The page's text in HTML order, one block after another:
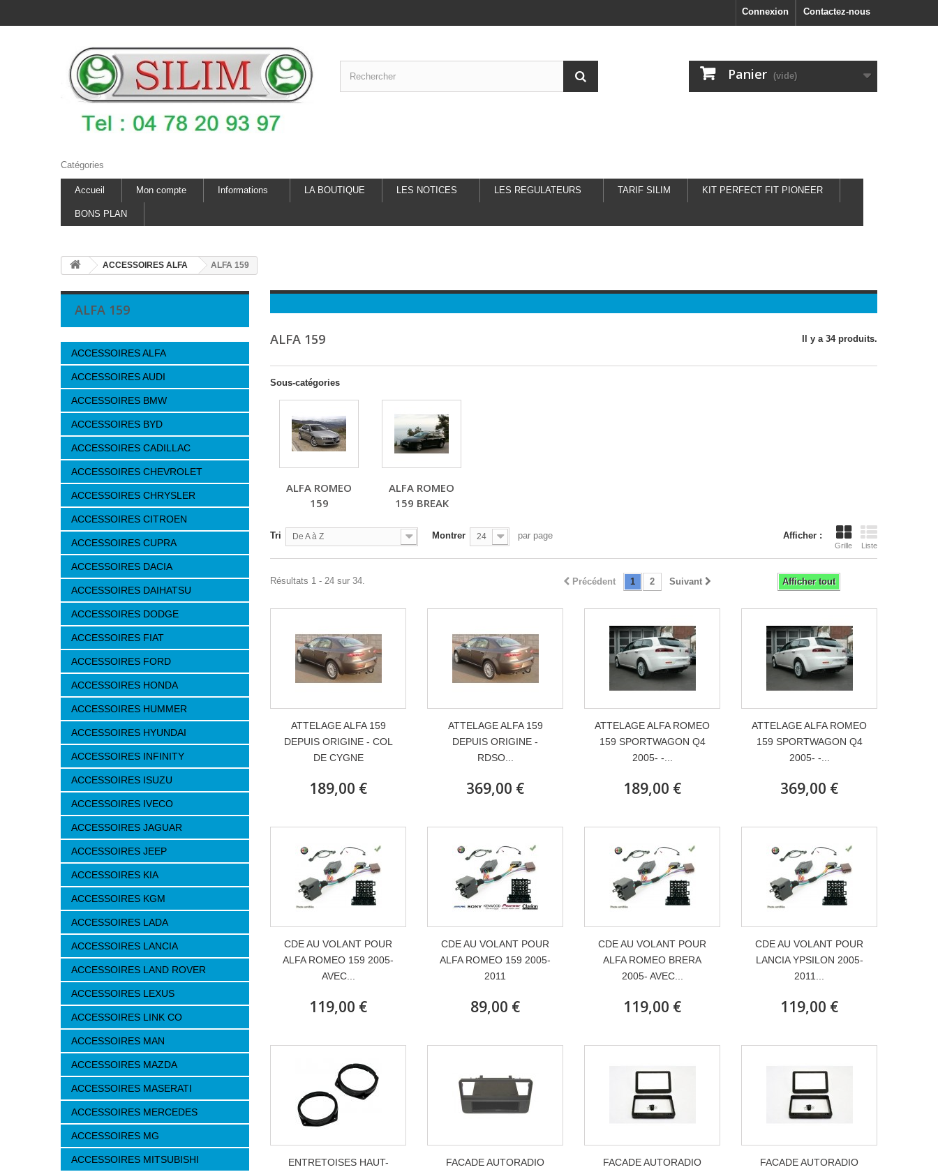
Contactez-nous
Connexion
Panier (vide)
Catégories
Accueil Mon compte Informations LA BOUTIQUE LES NOTICES LES REGULATEURS TARIF SILIM KIT PERFECT FIT PIONEER
BONS PLAN
ACCESSOIRES ALFA ALFA 159
ALFA 159
ACCESSOIRES ALFA
ACCESSOIRES AUDI
ACCESSOIRES BMW
ACCESSOIRES BYD
ACCESSOIRES CADILLAC
ACCESSOIRES CHEVROLET
ACCESSOIRES CHRYSLER
ACCESSOIRES CITROEN
ACCESSOIRES CUPRA
ACCESSOIRES DACIA
ACCESSOIRES DAIHATSU
ACCESSOIRES DODGE
ACCESSOIRES FIAT
ACCESSOIRES FORD
ACCESSOIRES HONDA
ACCESSOIRES HUMMER
ACCESSOIRES HYUNDAI
ACCESSOIRES INFINITY
ACCESSOIRES ISUZU
ACCESSOIRES IVECO
ACCESSOIRES JAGUAR
ACCESSOIRES JEEP
ACCESSOIRES KIA
ACCESSOIRES KGM
ACCESSOIRES LADA
ACCESSOIRES LANCIA
ACCESSOIRES LAND ROVER
ACCESSOIRES LEXUS
ACCESSOIRES LINK CO
ACCESSOIRES MAN
ACCESSOIRES MAZDA
ACCESSOIRES MASERATI
ACCESSOIRES MERCEDES
ACCESSOIRES MG
ACCESSOIRES MITSUBISHI
ALFA 159 Il y a 34 produits.
Sous-catégories
ALFA ROMEO
159
ALFA ROMEO
159 BREAK
Afficher :
Grille Liste
Tri De A à Z Montrer 24 par page
Afficher tout
Précédent 1 2 Suivant
Résultats 1 - 24 sur 34.
ATTELAGE ALFA 159
DEPUIS ORIGINE - COL
DE CYGNE
189,00 €
ATTELAGE ALFA 159
DEPUIS ORIGINE -
RDSO...
369,00 €
ATTELAGE ALFA ROMEO
159 SPORTWAGON Q4
2005- -...
189,00 €
ATTELAGE ALFA ROMEO
159 SPORTWAGON Q4
2005- -...
369,00 €
CDE AU VOLANT POUR
ALFA ROMEO 159 2005-
AVEC...
119,00 €
CDE AU VOLANT POUR
ALFA ROMEO 159 2005-
2011
89,00 €
CDE AU VOLANT POUR
ALFA ROMEO BRERA
2005- AVEC...
119,00 €
CDE AU VOLANT POUR
LANCIA YPSILON 2005-
2011...
119,00 €
ENTRETOISES HAUT-
FACADE AUTORADIO
FACADE AUTORADIO
FACADE AUTORADIO